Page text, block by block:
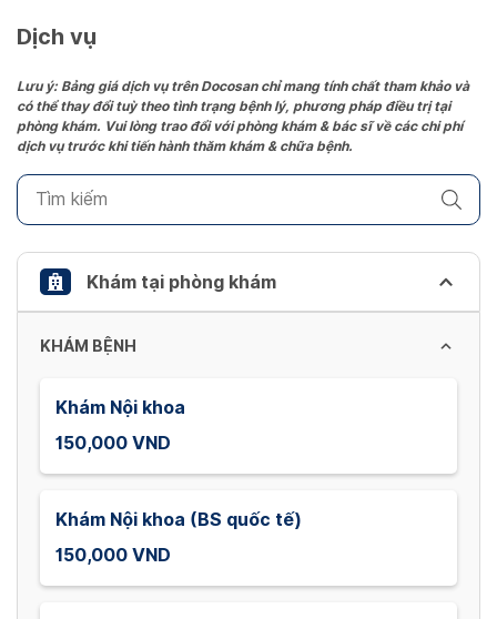
date.
the
question
mark
to
keyboard
shortcuts
changing
Dịch vụ
Lưu ý: Bảng giá dịch vụ trên Docosan chỉ mang tính chất tham khảo và
có thể thay đổi tuỳ theo tình trạng bệnh lý, phương pháp điều trị tại
phòng khám. Vui lòng trao đổi với phòng khám & bác sĩ về các chi phí
dịch vụ trước khi tiến hành thăm khám & chữa bệnh.
Khám tại phòng khám
KHÁM BỆNH
Khám Nội khoa
150,000 VND
Khám Nội khoa (BS quốc tế)
150,000 VND